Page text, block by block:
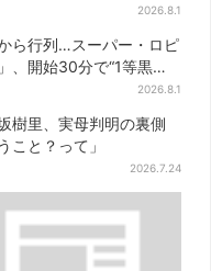
2026.8.1
ら行列…スーパー・ロピ
、開始30分で“1等黒毛
2026.8.1
樹里、実母判明の裏側
こと？って」
2026.7.24